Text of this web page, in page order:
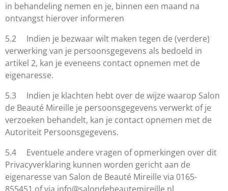
in behandeling nemen en je, binnen een maand na
ontvangst hierover informeren
5.2 Indien je bezwaar wilt maken tegen de (verdere)
verwerking van je persoonsgegevens als bedoeld in
artikel 2, kan je eveneens contact opnemen met de
eigenaresse.
5.3 Indien je klachten hebt over de wijze waarop Salon
de Beauté Mireille je persoonsgegevens verwerkt of je
verzoeken behandelt, kan je contact opnemen met de
Autoriteit Persoonsgegevens.
5.4 Eventuele andere vragen of opmerkingen over dit
Privacyverklaring kunnen worden gericht aan de
eigenaresse van Salon de Beauté Mireille via 0165-